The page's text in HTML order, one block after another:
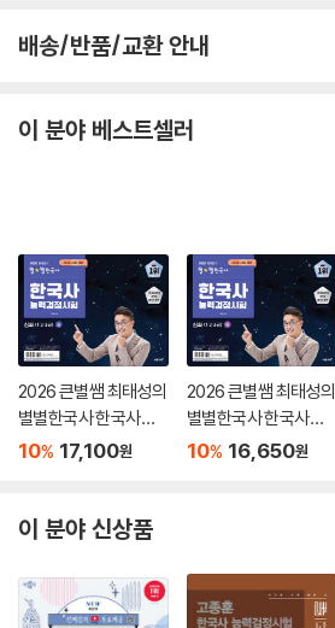
배송/반품/교환 안내
이 분야 베스트셀러
2026 큰별쌤 최태성의
별별한국사 한국사능
력검정시험 심화(1,2,3
10% 17,100원
2026 큰별쌤 최태성의
별별한국사 한국사능
력검정시험 심화(1,2,3
10% 16,650원
이 분야 신상품